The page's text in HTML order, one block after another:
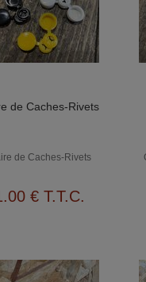
de Caches-Rivets
de Caches-Rivets
.00 € T.T.C.